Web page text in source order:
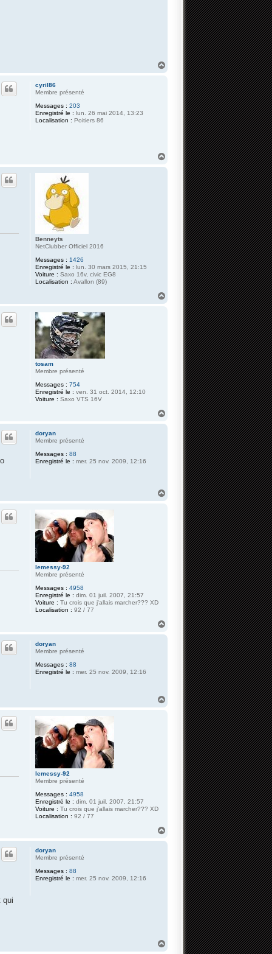
cyril86
Membre présenté
Messages : 203
Enregistré le : lun. 26 mai 2014, 13:23
Localisation : Poitiers 86
Benneyts
NetClubber Officiel 2016
Messages : 1426
Enregistré le : lun. 30 mars 2015, 21:15
Voiture : Saxo 16v, civic EG8
Localisation : Avallon (89)
tosam
Membre présenté
Messages : 754
Enregistré le : ven. 31 oct. 2014, 12:10
Voiture : Saxo VTS 16V
doryan
Membre présenté
Messages : 88
Enregistré le : mer. 25 nov. 2009, 12:16
lemessy-92
Membre présenté
Messages : 4958
Enregistré le : dim. 01 juil. 2007, 21:57
Voiture : Tu crois que j'allais marcher??? XD
Localisation : 92 / 77
doryan
Membre présenté
Messages : 88
Enregistré le : mer. 25 nov. 2009, 12:16
lemessy-92
Membre présenté
Messages : 4958
Enregistré le : dim. 01 juil. 2007, 21:57
Voiture : Tu crois que j'allais marcher??? XD
Localisation : 92 / 77
doryan
Membre présenté
Messages : 88
Enregistré le : mer. 25 nov. 2009, 12:16
qui